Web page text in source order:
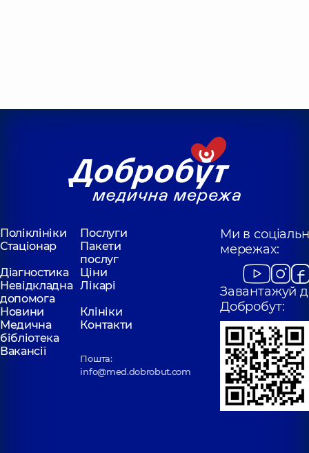
Поліклініки
Послуги
Стаціонар
Пакети
послуг
Діагностика
Ціни
Невідкладна
допомога
Лікарі
Новини
Клініки
Медична
бібліотека
Контакти
Вакансії
Пошта:
info@med.dobrobut.com
Ми в
мережах:
Завантажуй
Добробут: